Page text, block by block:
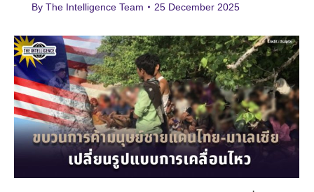
By The Intelligence Team 25 December 2025